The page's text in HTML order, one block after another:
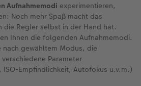
Aufnahmemodi experimentieren,
Noch mehr Spaß macht das
die Regler selbst in der Hand hat.
Ihnen die folgenden Aufnahmemodi.
nach gewähltem Modus, die
Parameter
Empfindlichkeit, Autofokus u.v.m.)